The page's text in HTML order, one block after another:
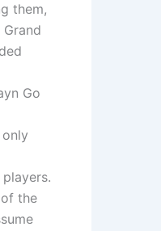
them,
Go
the